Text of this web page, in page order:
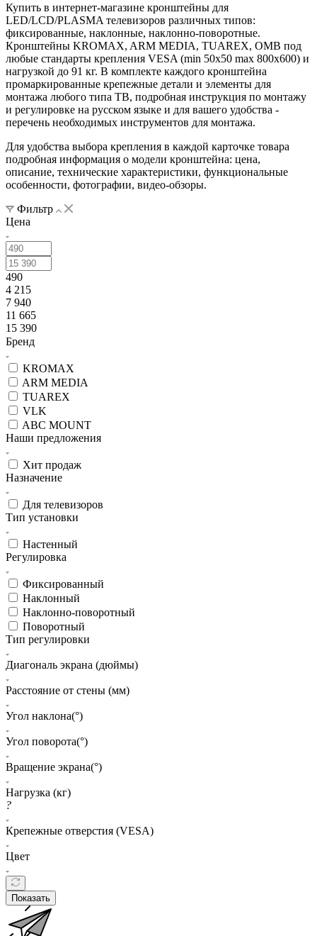
Купить в интернет-магазине кронштейны для
LED/LCD/PLASMA телевизоров различных типов:
фиксированные, наклонные, наклонно-поворотные.
Кронштейны KROMAX, ARM MEDIA, TUAREX, OMB под
любые стандарты крепления VESA (min 50x50 max 800x600) и
нагрузкой до 91 кг. В комплекте каждого кронштейна
промаркированные крепежные детали и элементы для
монтажа любого типа ТВ, подробная инструкция по монтажу
и регулировке на русском языке и для вашего удобства -
перечень необходимых инструментов для монтажа.
Для удобства выбора крепления в каждой карточке товара
подробная информация о модели кронштейна: цена,
описание, технические характеристики, функциональные
особенности, фотографии, видео-обзоры.
Фильтр
Цена
490
4 215
7 940
11 665
15 390
Бренд
KROMAX
ARM MEDIA
TUAREX
VLK
ABC MOUNT
Наши предложения
Хит продаж
Назначение
Для телевизоров
Тип установки
Настенный
Регулировка
Фиксированный
Наклонный
Наклонно-поворотный
Поворотный
Тип регулировки
Диагональ экрана (дюймы)
Расстояние от стены (мм)
Угол наклона(°)
Угол поворота(°)
Вращение экрана(°)
Нагрузка (кг)
?
Крепежные отверстия (VESA)
Цвет
Показать